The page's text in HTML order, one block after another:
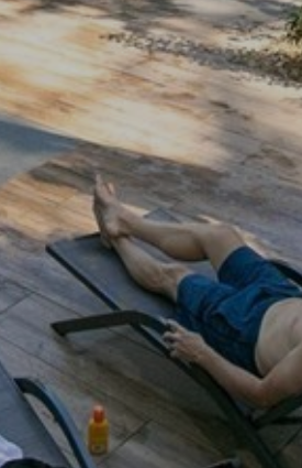
cookies en Google
het siteverkeer te analyseren.
is advertenties
afgestemd op en relevant zijn
gebruiker. Deze advertenties
voor uitgevers en externe